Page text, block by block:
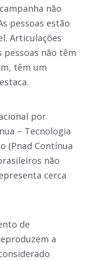
não
pessoas estão
Articulações
pessoas não têm
têm um
por
– Tecnologia
(Pnad Contínua
não
cerca
de
a